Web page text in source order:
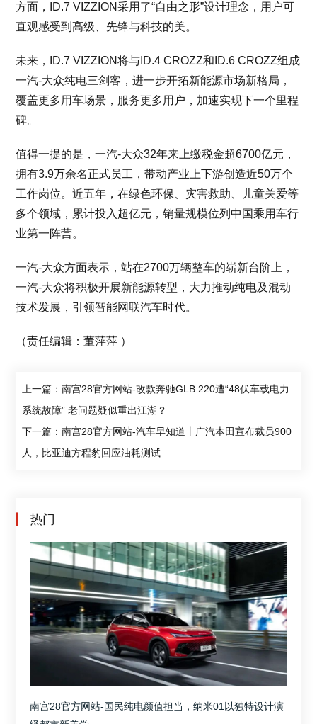
方面，ID.7 VIZZION采用了“自由之形”设计理念，用户可
直观感受到高级、先锋与科技的美。
未来，ID.7 VIZZION将与ID.4 CROZZ和ID.6 CROZZ组成
一汽-大众纯电三剑客，进一步开拓新能源市场新格局，
覆盖更多用车场景，服务更多用户，加速实现下一个里程
碑。
值得一提的是，一汽-大众32年来上缴税金超6700亿元，
拥有3.9万余名正式员工，带动产业上下游创造近50万个
工作岗位。近五年，在绿色环保、灾害救助、儿童关爱等
多个领域，累计投入超亿元，销量规模位列中国乘用车行
业第一阵营。
一汽-大众方面表示，站在2700万辆整车的崭新台阶上，
一汽-大众将积极开展新能源转型，大力推动纯电及混动
技术发展，引领智能网联汽车时代。
（责任编辑：董萍萍 ）
上一篇：南宫28官方网站-改款奔驰GLB 220遭“48伏车载电力
系统故障” 老问题疑似重出江湖？
下一篇：南宫28官方网站-汽车早知道丨广汽本田宣布裁员900
人，比亚迪方程豹回应油耗测试
热门
南宫28官方网站-国民纯电颜值担当，纳米01以独特设计演